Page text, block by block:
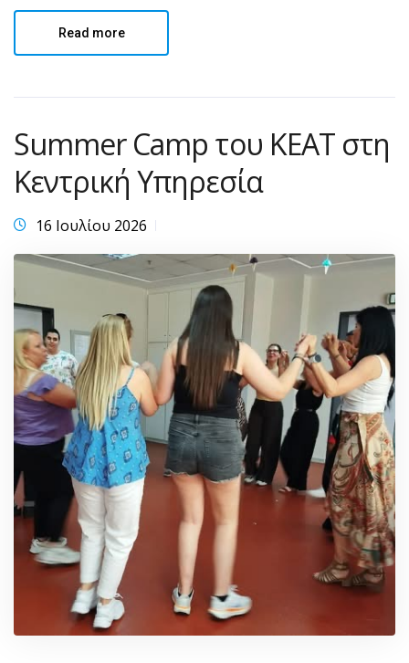
Read more
Summer Camp του ΚΕΑΤ στη
Κεντρική Υπηρεσία
16 Ιουλίου 2026